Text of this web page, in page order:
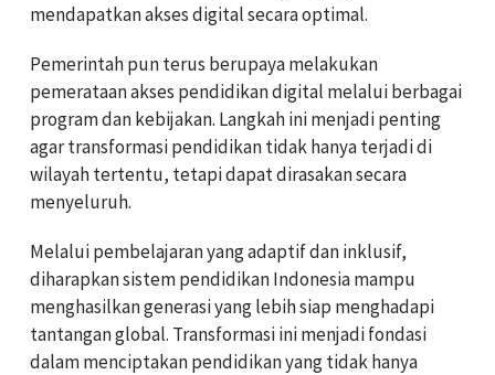
mendapatkan akses digital secara optimal.
Pemerintah pun terus berupaya melakukan
pemerataan akses pendidikan digital melalui berbagai
program dan kebijakan. Langkah ini menjadi penting
agar transformasi pendidikan tidak hanya terjadi di
wilayah tertentu, tetapi dapat dirasakan secara
menyeluruh.
Melalui pembelajaran yang adaptif dan inklusif,
diharapkan sistem pendidikan Indonesia mampu
menghasilkan generasi yang lebih siap menghadapi
tantangan global. Transformasi ini menjadi fondasi
dalam menciptakan pendidikan yang tidak hanya